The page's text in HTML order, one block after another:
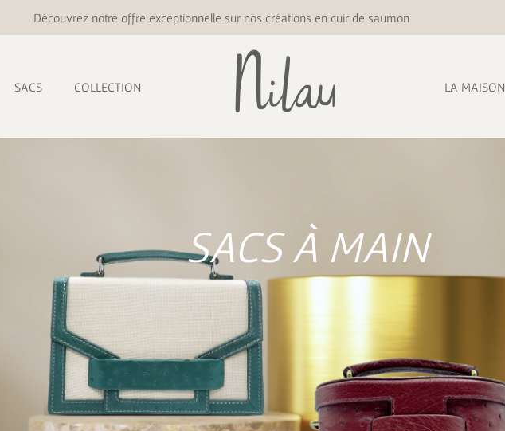
Découvrez notre offre exceptionnelle sur nos créations en cuir de saumon
SACS COLLECTION LA MAISON
SACS À MAIN